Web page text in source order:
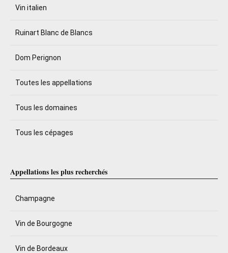
Vin italien
Ruinart Blanc de Blancs
Dom Perignon
Toutes les appellations
Tous les domaines
Tous les cépages
Appellations les plus recherchés
Champagne
Vin de Bourgogne
Vin de Bordeaux